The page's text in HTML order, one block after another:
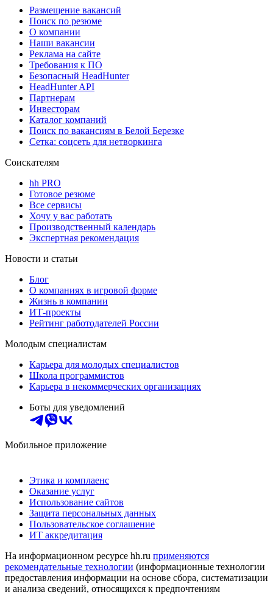
Размещение вакансий
Поиск по резюме
О компании
Наши вакансии
Реклама на сайте
Требования к ПО
Безопасный HeadHunter
HeadHunter API
Партнерам
Инвесторам
Каталог компаний
Поиск по вакансиям в Белой Березке
Сетка: соцсеть для нетворкинга
Соискателям
hh PRO
Готовое резюме
Все сервисы
Хочу у вас работать
Производственный календарь
Экспертная рекомендация
Новости и статьи
Блог
О компаниях в игровой форме
Жизнь в компании
ИТ-проекты
Рейтинг работодателей России
Молодым специалистам
Карьера для молодых специалистов
Школа программистов
Карьера в некоммерческих организациях
Боты для уведомлений
Мобильное приложение
Этика и комплаенс
Оказание услуг
Использование сайтов
Защита персональных данных
Пользовательское соглашение
ИТ аккредитация
На информационном ресурсе hh.ru применяются
рекомендательные технологии (информационные технологии
предоставления информации на основе сбора, систематизации
и анализа сведений, относящихся к предпочтениям